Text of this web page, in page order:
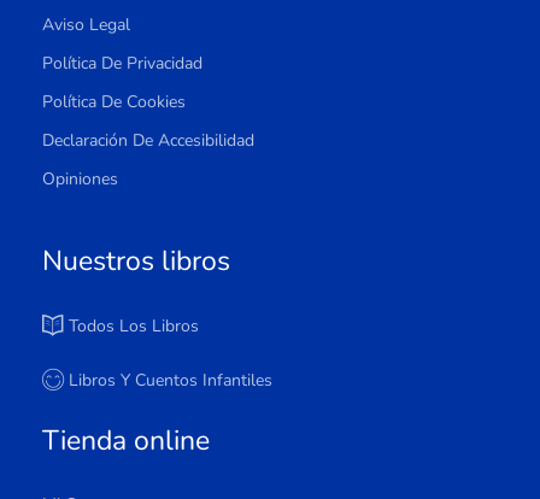
Aviso Legal
Política De Privacidad
Política De Cookies
Declaración De Accesibilidad
Opiniones
Nuestros libros
Todos Los Libros
Libros Y Cuentos Infantiles
Tienda online